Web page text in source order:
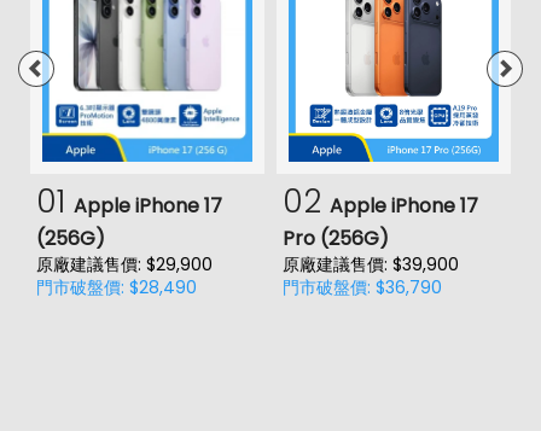
01 Apple iPhone 17
(256G)
原廠建議售價: $29,900
門市破盤價: $28,490
02 Apple iPhone 17
Pro (256G)
原廠建議售價: $39,900
門市破盤價: $36,790